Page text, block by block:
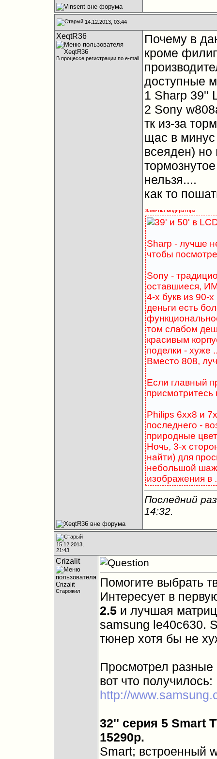
14.12.2013, 03:44
XeqtR36
В процессе регистрации по e-mail
Почему в
кроме
доступные
1 Sharp 39''
2 Sony
тк из-за
щас в минус
всеяден) но
нельзя....
как то
Заметка модератора:
39' и 50' в
Sharp - лучше
чтобы
Sony -
оставшиеся,
4-х букв из 90-
деньги есть
том слабом
красивым
поделки - хуже
Вместо 808,
Если главный
присмотритесь
Philips 6хх8 и
последнего -
природные
Ночь, 3-х
найти) для
небольшой
изображения в
Последний
14:32.
15.12.2013,
21:43
Crizalit
Старожил
Помогите выбрать
Интересует в
2.5 и лучшая
samsung le40c630.
тюнер хотя бы не
Просмотрел разные
вот что получилось:
http://
32'' серия 5 Smart
15290р.
Smart; встроенный